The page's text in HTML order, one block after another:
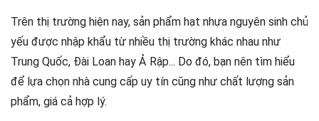
Trên thị trường hiện nay, sản phẩm hạt nhựa nguyên sinh chủ
yếu được nhập khẩu từ nhiều thị trường khác nhau như
Trung Quốc, Đài Loan hay Ả Rập... Do đó, bạn nên tìm hiểu
để lựa chọn nhà cung cấp uy tín cũng như chất lượng sản
phẩm, giá cả hợp lý.